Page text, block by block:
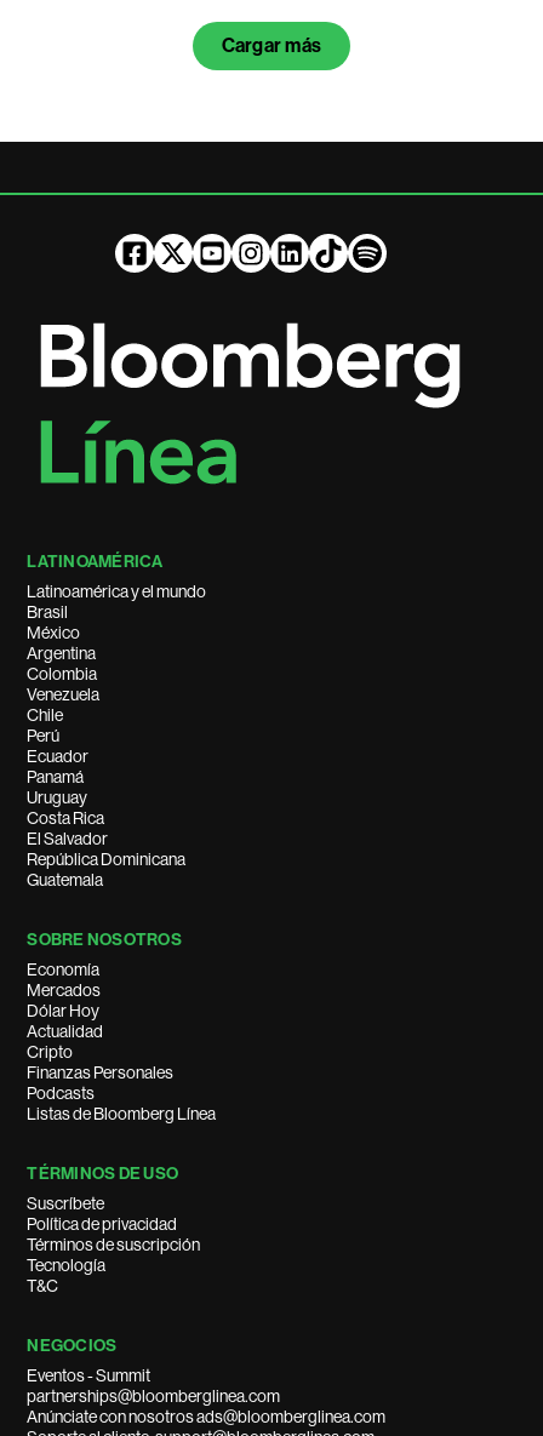
Cargar más
LATINOAMÉRICA
Latinoamérica y el mundo
Brasil
México
Argentina
Colombia
Venezuela
Chile
Perú
Ecuador
Panamá
Uruguay
Costa Rica
El Salvador
República Dominicana
Guatemala
SOBRE NOSOTROS
Economía
Mercados
Dólar Hoy
Actualidad
Cripto
Finanzas Personales
Podcasts
Listas de Bloomberg Línea
TÉRMINOS DE USO
Suscríbete
Política de privacidad
Términos de suscripción
Tecnología
T&C
NEGOCIOS
Eventos - Summit
partnerships@bloomberglinea.com
Anúnciate con nosotros ads@bloomberglinea.com